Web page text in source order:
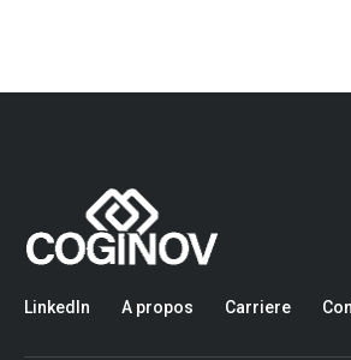
LinkedIn A propos Carriere